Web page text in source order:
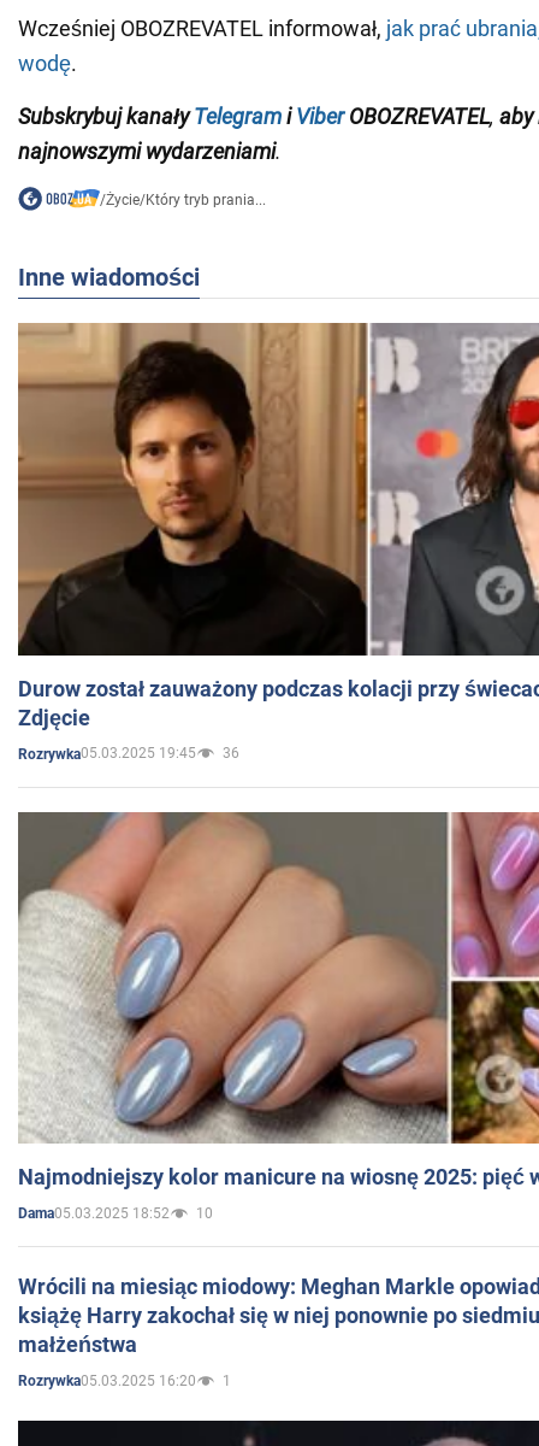
Wcześniej OBOZREVATEL informował, jak prać
wodę.
Subskrybuj kanałyTelegramiViberOBOZREVATEL, aby
najnowszymi wydarzeniami.
/Życie/Który tryb prania...
Inne wiadomości
Durow został zauważony podczas kolacji przy
Zdjęcie
Rozrywka05.03.2025 19:45 36
Najmodniejszy kolor manicure na wiosnę 2025: pięć
Dama05.03.2025 18:52 10
Wrócili na miesiąc miodowy: Meghan Markle
książę Harry zakochał się w niej ponownie po
małżeństwa
Rozrywka05.03.2025 16:20 1